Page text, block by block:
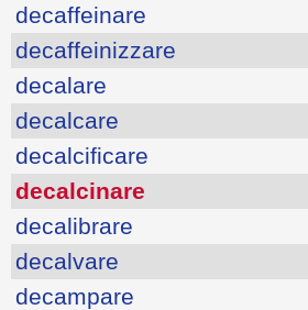
decaffeinare
decaffeinizzare
decalare
decalcare
decalcificare
decalcinare
decalibrare
decalvare
decampare